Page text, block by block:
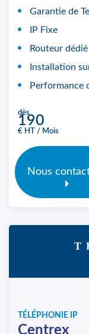
Garantie de
IP Fixe
Routeur dédié
Installation
Performance
dès
190
€ HT / Mois
Nous
TÉLÉPHONIE IP
Centrex